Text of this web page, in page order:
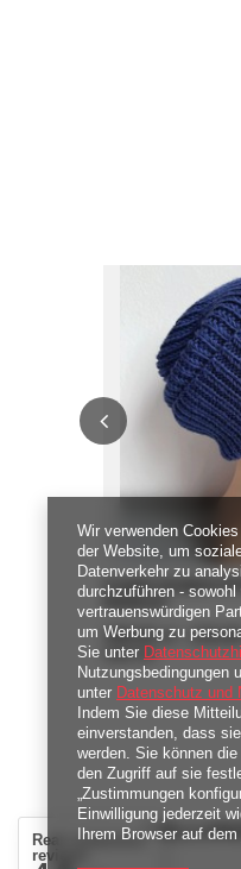
Czapka wywijana
Niebieski
ab
189,00 zł- bis
4380PktPunkte
Real customers
reviews
Wir verwenden
der Website, um
Datenverkehr zu
durchzuführen -
vertrauenswürdigen
um Werbung zu
Sie unter
Nutzungsbedingungen
unter Datenschutz und
Indem Sie diese
einverstanden, dass
werden. Sie können
den Zugriff auf sie
„Zustimmungen
Einwilligung jederzeit
Ihrem Browser auf